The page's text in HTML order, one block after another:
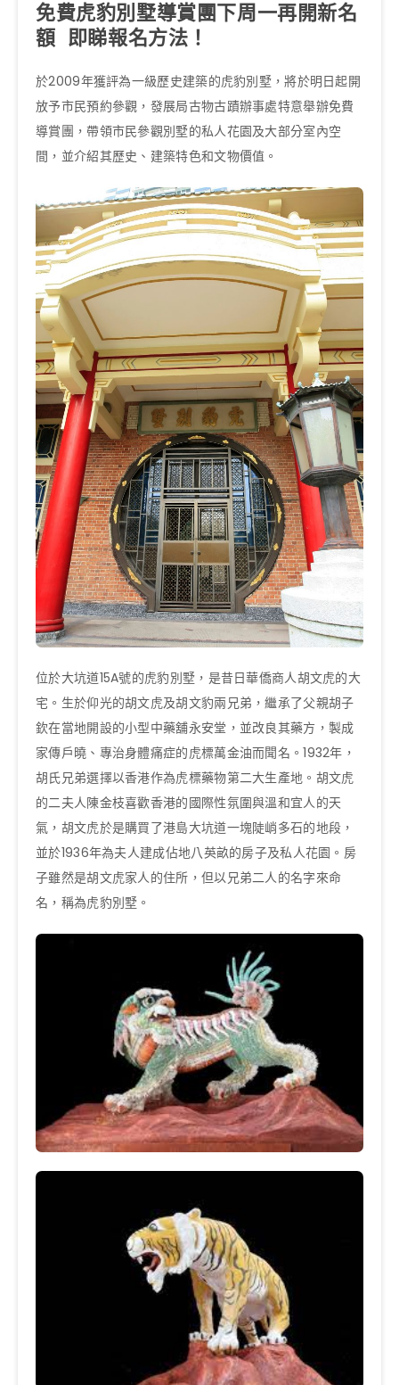
免費虎豹別墅導賞團下周一再開新名
額 即睇報名方法！
於2009年獲評為一級歷史建築的虎豹別墅，將於明日起開
放予市民預約參觀，發展局古物古蹟辦事處特意舉辦免費
導賞團，帶領市民參觀別墅的私人花園及大部分室內空
間，並介紹其歷史、建築特色和文物價值。
位於大坑道15A號的虎豹別墅，是昔日華僑商人胡文虎的大
宅。生於仰光的胡文虎及胡文豹兩兄弟，繼承了父親胡子
欽在當地開設的小型中藥舖永安堂，並改良其藥方，製成
家傳戶曉、專治身體痛症的虎標萬金油而聞名。1932年，
胡氏兄弟選擇以香港作為虎標藥物第二大生產地。胡文虎
的二夫人陳金枝喜歡香港的國際性氛圍與溫和宜人的天
氣，胡文虎於是購買了港島大坑道一塊陡峭多石的地段，
並於1936年為夫人建成佔地八英畝的房子及私人花園。房
子雖然是胡文虎家人的住所，但以兄弟二人的名字來命
名，稱為虎豹別墅。